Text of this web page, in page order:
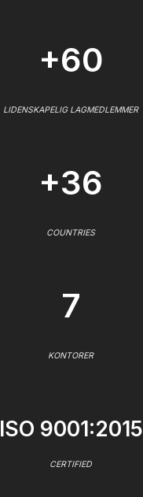
+60
LIDENSKAPELIG LAGMEDLEMMER
+36
COUNTRIES
7
KONTORER
ISO 9001:2015
CERTIFIED